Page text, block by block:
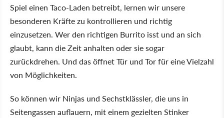
Spiel einen Taco-Laden betreibt, lernen wir unsere
besonderen Kräfte zu kontrollieren und richtig
einzusetzen. Wer den richtigen Burrito isst und an sich
glaubt, kann die Zeit anhalten oder sie sogar
zurückdrehen. Und das öffnet Tür und Tor für eine Vielzahl
von Möglichkeiten.
So können wir Ninjas und Sechstklässler, die uns in
Seitengassen auflauern, mit einem gezielten Stinker